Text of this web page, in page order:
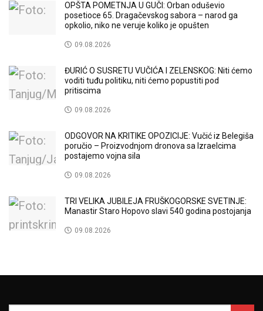
OPŠTA POMETNJA U GUČI: Orban oduševio
posetioce 65. Dragačevskog sabora – narod ga
opkolio, niko ne veruje koliko je opušten
09.08.2026
ĐURIĆ O SUSRETU VUČIĆA I ZELENSKOG: Niti ćemo
voditi tuđu politiku, niti ćemo popustiti pod
pritiscima
09.08.2026
ODGOVOR NA KRITIKE OPOZICIJE: Vučić iz Belegiša
poručio – Proizvodnjom dronova sa Izraelcima
postajemo vojna sila
09.08.2026
TRI VELIKA JUBILEJA FRUŠKOGORSKE SVETINJE:
Manastir Staro Hopovo slavi 540 godina postojanja
09.08.2026